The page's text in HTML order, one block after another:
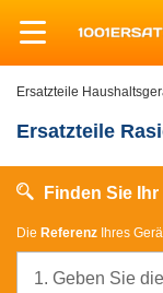
Ersatzteile
Ersatzteile
Finden Sie
Die Referenz Ihres